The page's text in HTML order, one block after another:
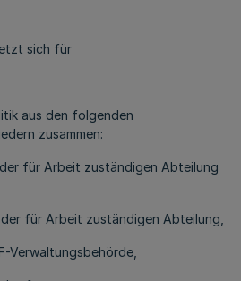
sich für
aus den folgenden
zusammen:
für Arbeit zuständigen Abteilung
für Arbeit zuständigen Abteilung,